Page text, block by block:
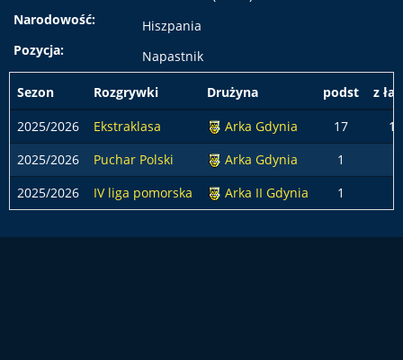
Narodowość:
Hiszpania
Pozycja:
Napastnik
Sezon Rozgrywki Drużyna podst
z
2025/2026
Ekstraklasa Arka Gdynia 17
12
2025/2026
Puchar Polski Arka Gdynia
1
2025/2026
IV liga pomorska Arka II Gdynia 1